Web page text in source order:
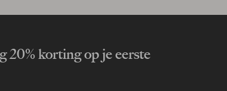
20% korting op je eerste